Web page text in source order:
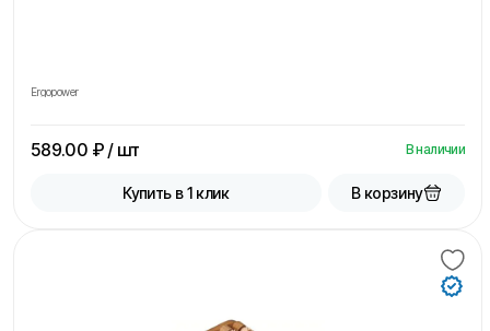
Ergopower
589.00 ₽ / шт В наличии
Купить в 1 клик В корзину